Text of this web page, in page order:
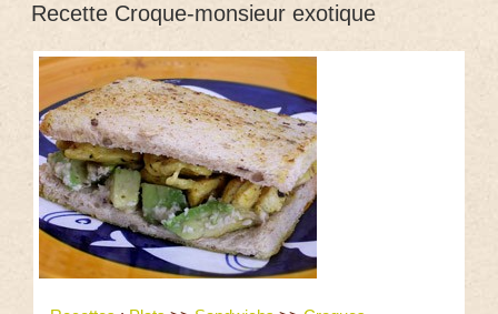
Recette Croque-monsieur exotique